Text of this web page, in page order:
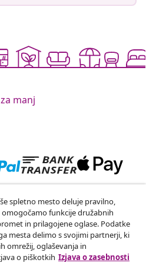
manj
kupcem, ki prejemajo
ponudbe in novosti od
spletno mesto deluje pravilno,
funkcije družabnih
in prilagojene oglase. Podatke
mesta delimo s svojimi partnerji, ki
omrežij, oglaševanja in
o piškotkih Izjava o zasebnosti